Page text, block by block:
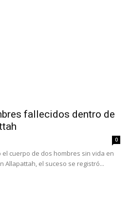
fallecidos dentro de
0
el cuerpo de dos hombres sin vida en
Allapattah, el suceso se registró...